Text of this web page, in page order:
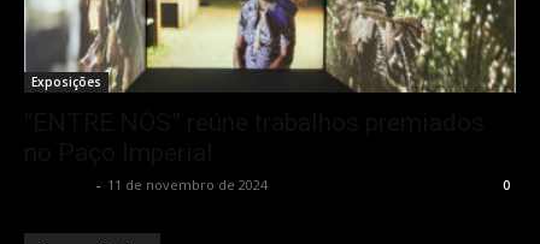
Exposições
- 11 de novembro de 2024 0